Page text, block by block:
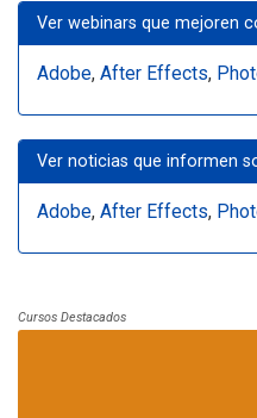
Ver webinars que mejoren
Adobe, After Effects,
Ver noticias que informen
Adobe, After Effects,
Cursos Destacados